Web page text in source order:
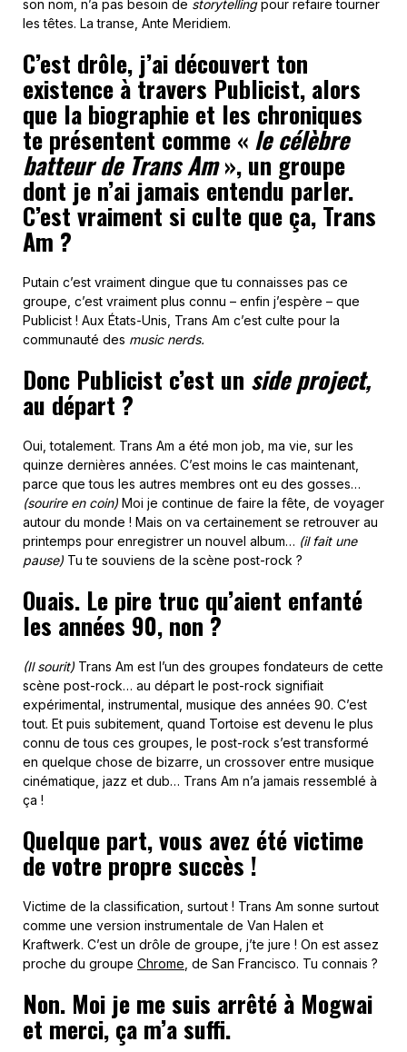
son nom, n’a pas besoin de storytellingpour refaire tourner
les têtes. La transe, Ante Meridiem.
C’est drôle, j’ai découvert ton
existence à travers Publicist, alors
que la biographie et les chroniques
te présentent comme « le célèbre
batteur de Trans Am», un groupe
dont je n’ai jamais entendu parler.
C’est vraiment si culte que ça, Trans
Am ?
Putain c’est vraiment dingue que tu connaisses pas ce
groupe, c’est vraiment plus connu – enfin j’espère – que
Publicist ! Aux États-Unis, Trans Am c’est culte pour la
communauté des music nerds.
Donc Publicist c’est un side project,
au départ ?
Oui, totalement. Trans Am a été mon job, ma vie, sur les
quinze dernières années. C’est moins le cas maintenant,
parce que tous les autres membres ont eu des gosses…
(sourire en coin) Moi je continue de faire la fête, de voyager
autour du monde ! Mais on va certainement se retrouver au
printemps pour enregistrer un nouvel album… (il fait une
pause) Tu te souviens de la scène post-rock ?
Ouais. Le pire truc qu’aient enfanté
les années 90, non ?
(Il sourit) Trans Am est l’un des groupes fondateurs de cette
scène post-rock… au départ le post-rock signifiait
expérimental, instrumental, musique des années 90. C’est
tout. Et puis subitement, quand Tortoise est devenu le plus
connu de tous ces groupes, le post-rock s’est transformé
en quelque chose de bizarre, un crossover entre musique
cinématique, jazz et dub… Trans Am n’a jamais ressemblé à
ça !
Quelque part, vous avez été victime
de votre propre succès !
Victime de la classification, surtout ! Trans Am sonne surtout
comme une version instrumentale de Van Halen et
Kraftwerk. C’est un drôle de groupe, j’te jure ! On est assez
proche du groupe Chrome , de San Francisco. Tu connais ?
Non. Moi je me suis arrêté à Mogwai
et merci, ça m’a suffi.